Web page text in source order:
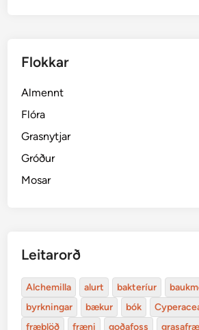
Flokkar
Almennt
Flóra
Grasnytjar
Gróður
Mosar
Leitarorð
Alchemilla alurt bakteríur
byrkningar
bækur bók
fræblöð
fræni goðafoss